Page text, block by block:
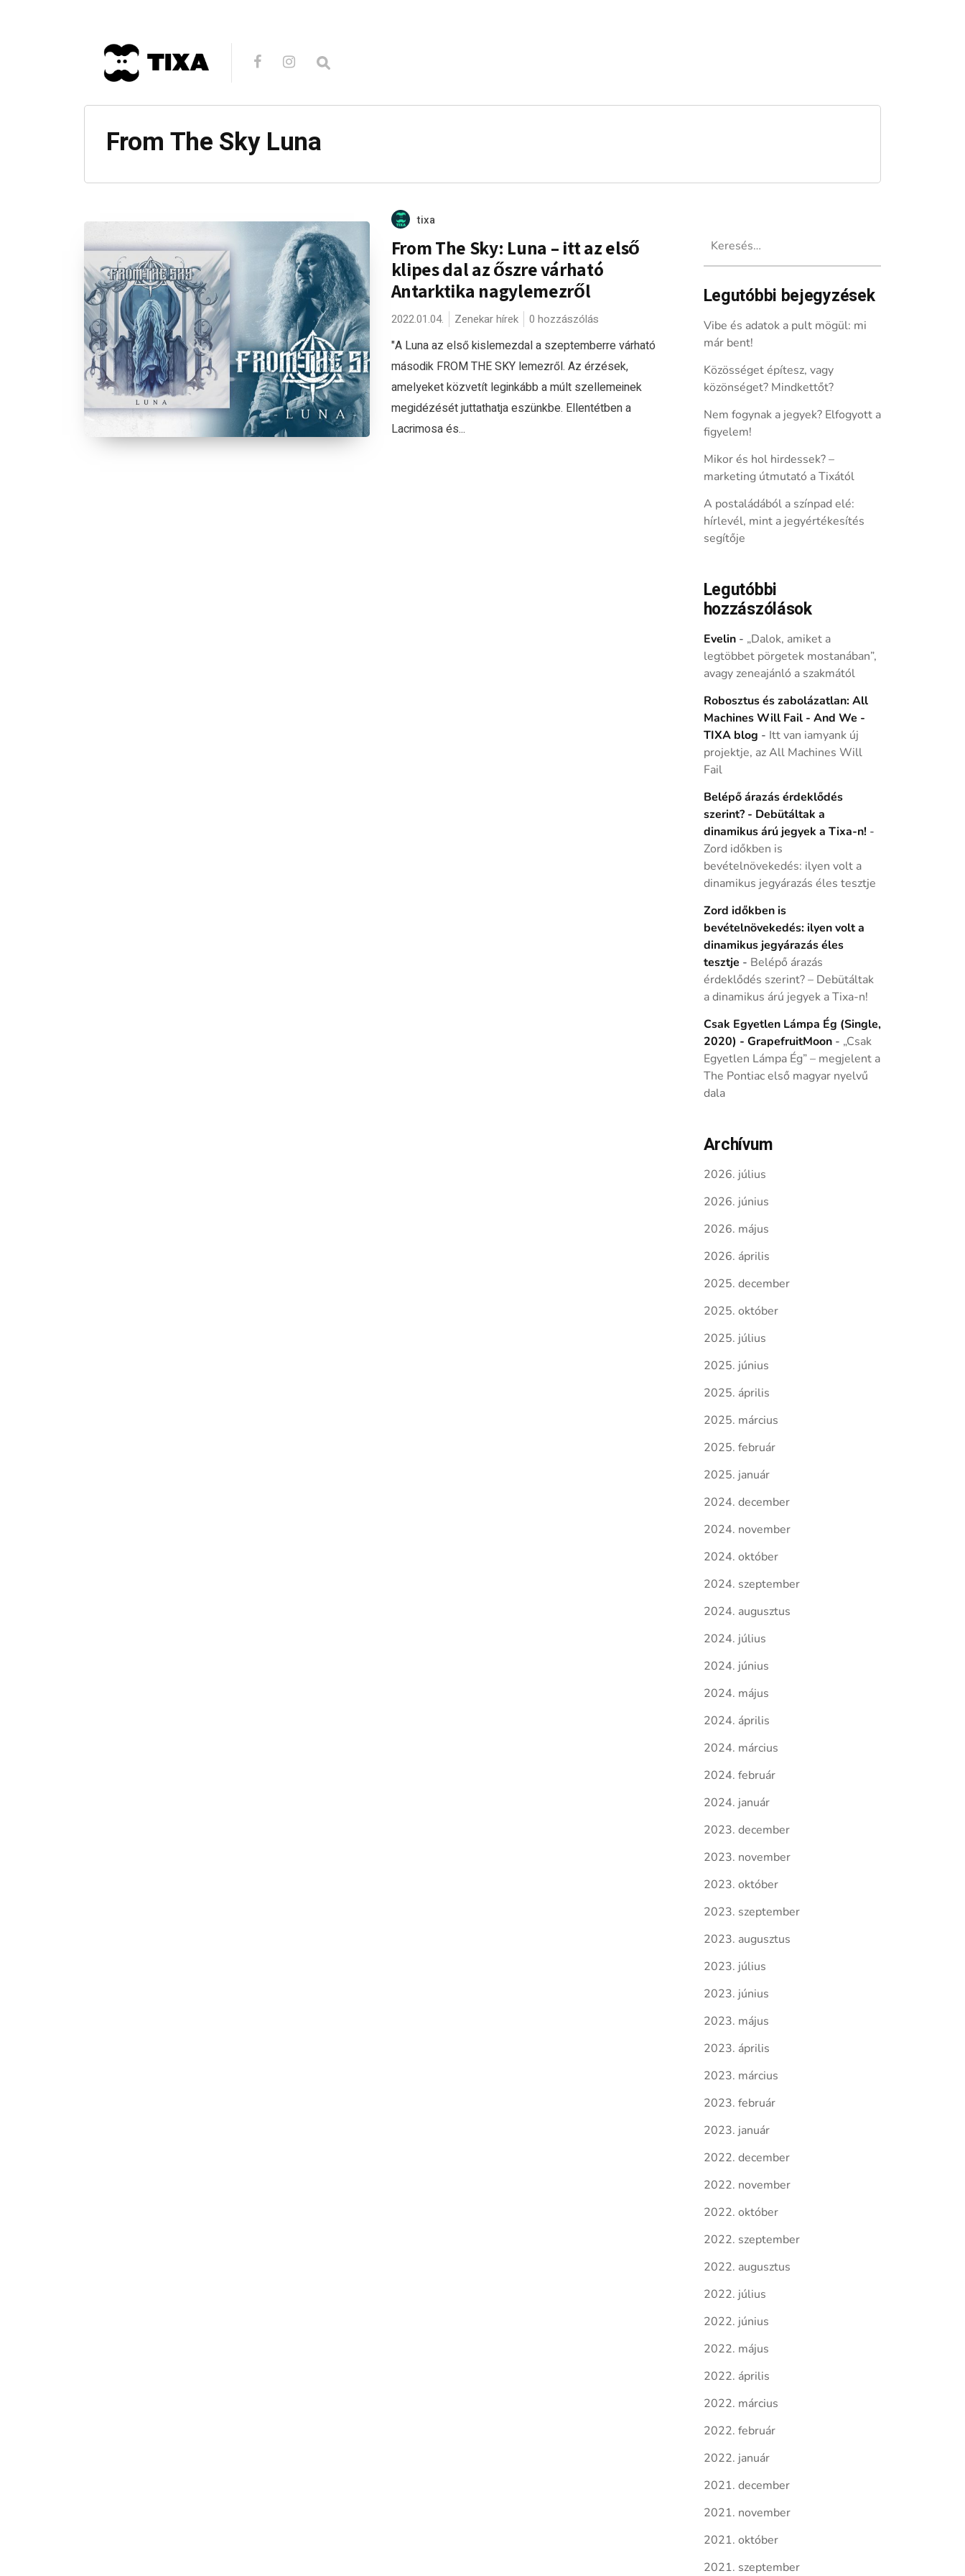
From The Sky Luna
tixa
From The Sky: Luna – itt az első
klipes dal az őszre várható
Antarktika nagylemezről
2022.01.04. Zenekar hírek 0 hozzászólás
"A Luna az első kislemezdal a szeptemberre várható
második FROM THE SKY lemezről. Az érzések,
amelyeket közvetít leginkább a múlt szellemeinek
megidézését juttathatja eszünkbe. Ellentétben a
Lacrimosa és...
Legutóbbi bejegyzések
Vibe és adatok a pult mögül: mi
már bent!
Közösséget építesz, vagy
közönséget? Mindkettőt?
Nem fogynak a jegyek? Elfogyott a
figyelem!
Mikor és hol hirdessek? –
marketing útmutató a Tixától
A postaládából a színpad elé:
hírlevél, mint a jegyértékesítés
segítője
Legutóbbi
hozzászólások
Evelin- „Dalok, amiket a
legtöbbet pörgetek mostanában”,
avagy zeneajánló a szakmától
Robosztus és zabolázatlan: All
Machines Will Fail - And We -
TIXA blog - Itt van iamyank új
projektje, az All Machines Will
Fail
Belépő árazás érdeklődés
szerint? - Debütáltak a
dinamikus árú jegyek a Tixa-n! -
Zord időkben is
bevételnövekedés: ilyen volt a
dinamikus jegyárazás éles tesztje
Zord időkben is
bevételnövekedés: ilyen volt a
dinamikus jegyárazás éles
tesztje - Belépő árazás
érdeklődés szerint? – Debütáltak
a dinamikus árú jegyek a Tixa-n!
Csak Egyetlen Lámpa Ég (Single,
2020) - GrapefruitMoon- „Csak
Egyetlen Lámpa Ég” – megjelent a
The Pontiac első magyar nyelvű
dala
Archívum
2026. július
2026. június
2026. május
2026. április
2025. december
2025. október
2025. július
2025. június
2025. április
2025. március
2025. február
2025. január
2024. december
2024. november
2024. október
2024. szeptember
2024. augusztus
2024. július
2024. június
2024. május
2024. április
2024. március
2024. február
2024. január
2023. december
2023. november
2023. október
2023. szeptember
2023. augusztus
2023. július
2023. június
2023. május
2023. április
2023. március
2023. február
2023. január
2022. december
2022. november
2022. október
2022. szeptember
2022. augusztus
2022. július
2022. június
2022. május
2022. április
2022. március
2022. február
2022. január
2021. december
2021. november
2021. október
2021. szeptember